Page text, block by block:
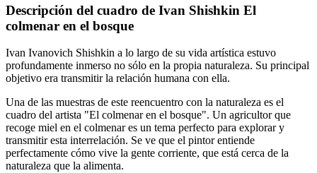
Descripción del cuadro de Ivan Shishkin El
colmenar en el bosque
Ivan Ivanovich Shishkin a lo largo de su vida artística estuvo
profundamente inmerso no sólo en la propia naturaleza. Su principal
objetivo era transmitir la relación humana con ella.
Una de las muestras de este reencuentro con la naturaleza es el
cuadro del artista "El colmenar en el bosque". Un agricultor que
recoge miel en el colmenar es un tema perfecto para explorar y
transmitir esta interrelación. Se ve que el pintor entiende
perfectamente cómo vive la gente corriente, que está cerca de la
naturaleza que la alimenta.